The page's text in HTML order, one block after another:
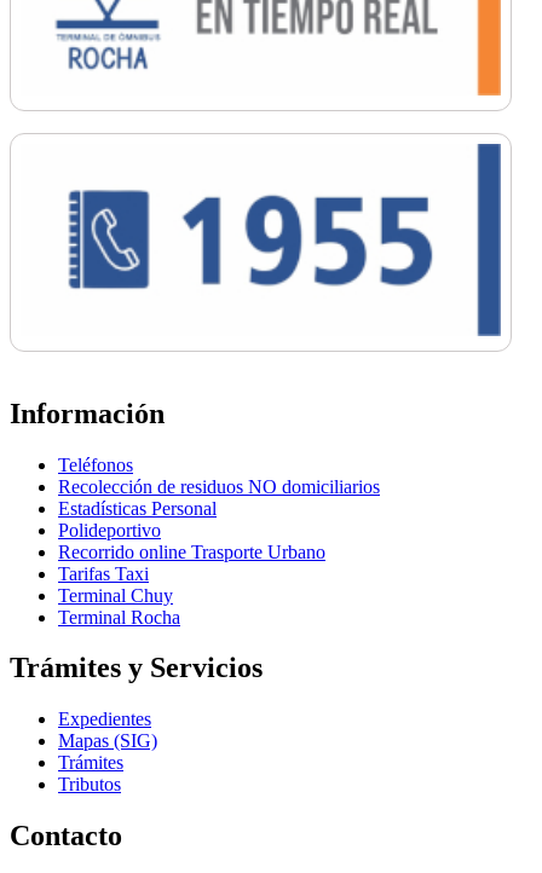
Información
Teléfonos
Recolección de residuos NO domiciliarios
Estadísticas Personal
Polideportivo
Recorrido online Trasporte Urbano
Tarifas Taxi
Terminal Chuy
Terminal Rocha
Trámites y Servicios
Expedientes
Mapas (SIG)
Trámites
Tributos
Contacto